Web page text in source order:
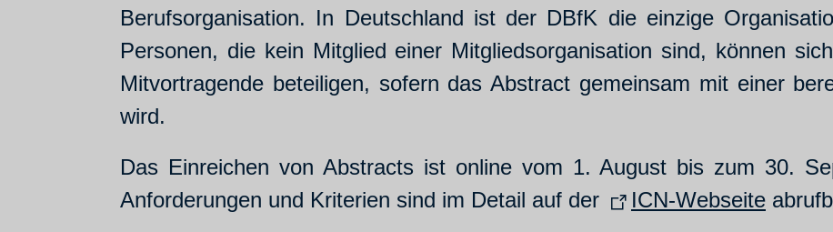
Berufsorganisation. In Deutschland ist der DBfK die einzige
Personen, die kein Mitglied einer Mitgliedsorganisation sind, können
Mitvortragende beteiligen, sofern das Abstract gemeinsam mit einer
wird.
Das Einreichen von Abstracts ist online vom 1. August bis zum 30.
Anforderungen und Kriterien sind im Detail auf der
ICN-Webseite